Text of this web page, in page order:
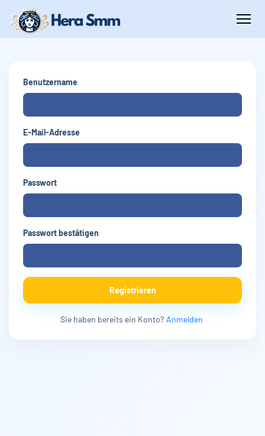
Benutzername
E-Mail-Adresse
Passwort
Passwort bestätigen
Registrieren
Sie haben bereits ein Konto? Anmelden